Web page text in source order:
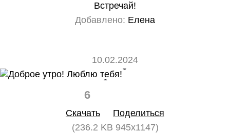
Встречай!
Добавлено: Елена
10.02.2024
6
Скачать
Поделиться
(236.2 KB 945x1147)